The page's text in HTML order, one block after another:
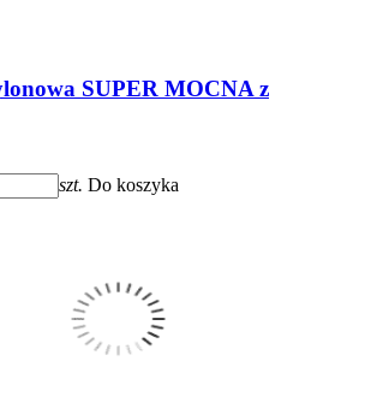
SUPER MOCNA z
szt. Do koszyka